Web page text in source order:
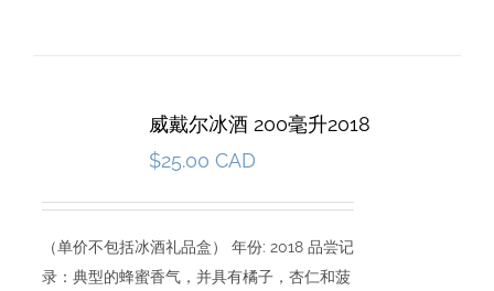
威戴尔冰酒 200毫升2018
$25.00 CAD
（单价不包括冰酒礼品盒） 年份: 2018 品尝记
录：典型的蜂蜜香气，并具有橘子，杏仁和菠